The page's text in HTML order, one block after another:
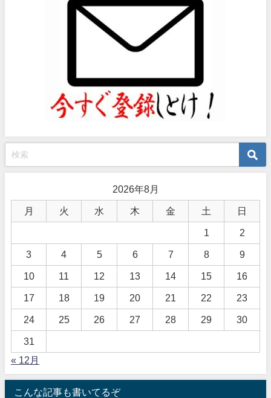
2026年8月
月 火 水 木 金 土 日
1 2
3 4 5 6 7 8 9
10 11 12 13 14 15 16
17 18 19 20 21 22 23
24 25 26 27 28 29 30
31
« 12月
こんな記事も書いてるぞ